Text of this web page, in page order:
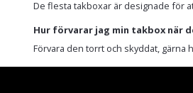
De flesta takboxar är designade för
Hur förvarar jag min takbox när
Förvara den torrt och skyddat, gärna